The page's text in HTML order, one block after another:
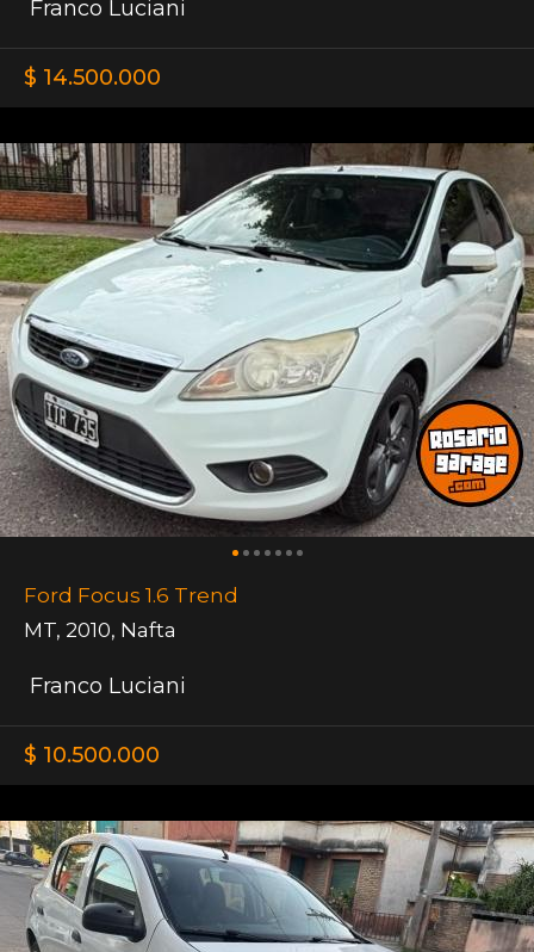
Franco Luciani
$ 14.500.000
Ford Focus 1.6 Trend
MT, 2010, Nafta
Franco Luciani
$ 10.500.000